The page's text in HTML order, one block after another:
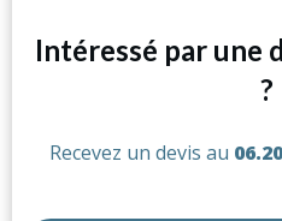
Intéressé par une
?
Recevez un devis au